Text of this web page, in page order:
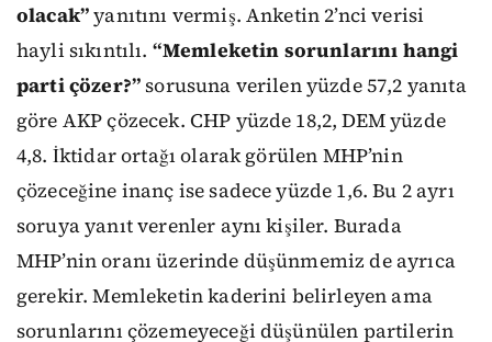
olacak”yanıtını vermiş. Anketin 2’nci verisi
hayli sıkıntılı. “Memleketin sorunlarını hangi
parti çözer?”sorusuna verilen yüzde 57,2 yanıta
göre AKP çözecek. CHP yüzde 18,2, DEM yüzde
4,8. İktidar ortağı olarak görülen MHP’nin
çözeceğine inanç ise sadece yüzde 1,6. Bu 2 ayrı
soruya yanıt verenler aynı kişiler. Burada
MHP’nin oranı üzerinde düşünmemiz de ayrıca
gerekir. Memleketin kaderini belirleyen ama
sorunlarını çözemeyeceği düşünülen partilerin